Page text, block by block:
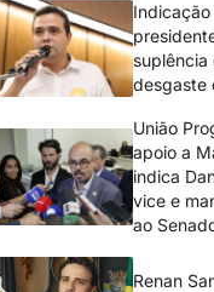
suplência
desgaste
União
apoio a
indica
vice e
ao
Renan